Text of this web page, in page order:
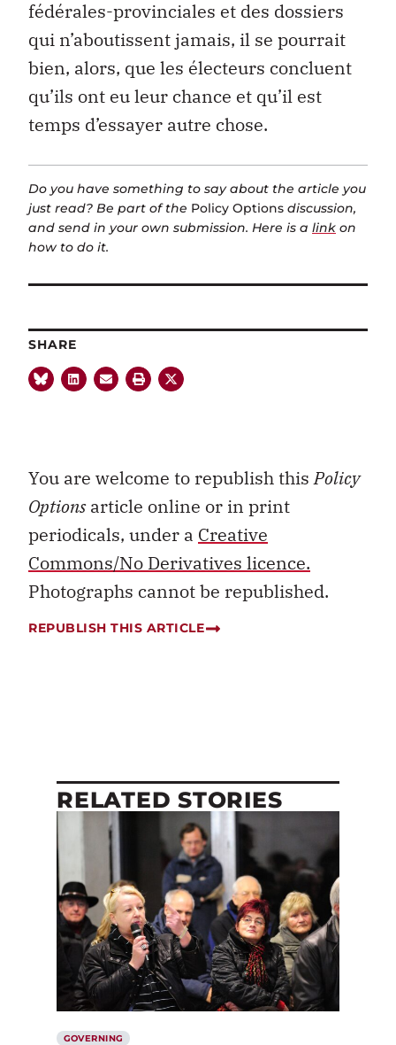
fédérales-provinciales et des dossiers
qui n’aboutissent jamais, il se pourrait
bien, alors, que les électeurs concluent
qu’ils ont eu leur chance et qu’il est
temps d’essayer autre chose.
Do you have something to say about the article you
just read? Be part of the Policy Options discussion,
and send in your own submission. Here is a link on
how to do it.
SHARE
You are welcome to republish thisPolicy
Optionsarticle online or in print
periodicals, under a Creative
Commons/No Derivatives licence.
Photographs cannot be republished.
REPUBLISH THIS ARTICLE
RELATED STORIES
GOVERNING